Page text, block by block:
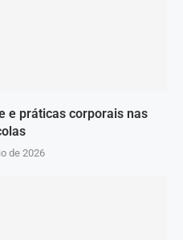
e práticas corporais nas
de 2026